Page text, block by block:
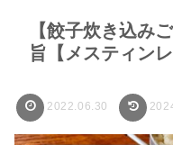
【餃子炊き込み
旨【メスティンレ
2022.06.30